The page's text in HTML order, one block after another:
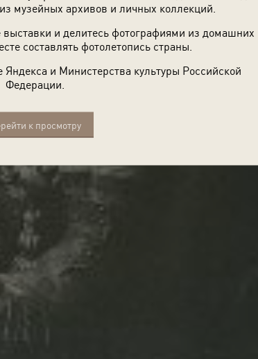
музейных архивов и личных коллекций.
и делитесь фотографиями из домашних
составлять фотолетопись страны.
и Министерства культуры Российской
Федерации.
к просмотру